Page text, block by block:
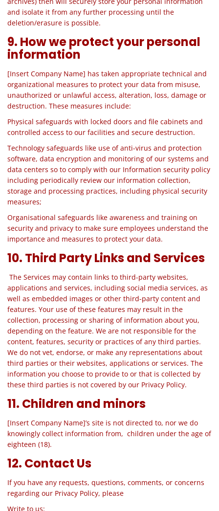
and isolate it from any further processing until the
deletion/erasure is possible.
9. How we protect your personal
information
[Insert Company Name] has taken appropriate technical and
organizational measures to protect your data from misuse,
unauthorized or unlawful access, alteration, loss, damage or
destruction. These measures include:
Physical safeguards with locked doors and file cabinets and
controlled access to our facilities and secure destruction.
Technology safeguards like use of anti-virus and protection
software, data encryption and monitoring of our systems and
data centers so to comply with our Information security policy
including periodically review our information collection,
storage and processing practices, including physical security
measures;
Organisational safeguards like awareness and training on
security and privacy to make sure employees understand the
importance and measures to protect your data.
10. Third Party Links and Services
The Services may contain links to third-party websites,
applications and services, including social media services, as
well as embedded images or other third-party content and
features. Your use of these features may result in the
collection, processing or sharing of information about you,
depending on the feature. We are not responsible for the
content, features, security or practices of any third parties.
We do not vet, endorse, or make any representations about
third parties or their websites, applications or services. The
information you choose to provide to or that is collected by
these third parties is not covered by our Privacy Policy.
11. Children and minors
[Insert Company Name]’s site is not directed to, nor we do
knowingly collect information from, children under the age of
eighteen (18).
12. Contact Us
If you have any requests, questions, comments, or concerns
regarding our Privacy Policy, please
Write to us: